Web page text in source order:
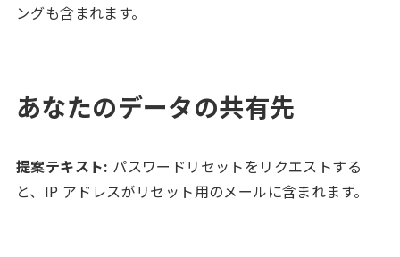
ングも含まれます。
あなたのデータの共有先
提案テキスト: パスワードリセットをリクエストする
と、IP アドレスがリセット用のメールに含まれます。